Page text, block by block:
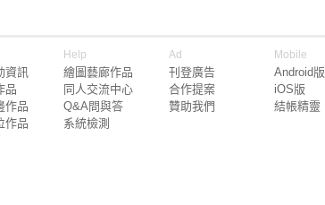
資訊
品
作品
作品
Help
繪圖藝廊作品
同人交流中心
Q&A問與答
系統檢測
Ad
刊登廣告
合作提案
贊助我們
Mobile
Android版
iOS版
結帳精靈